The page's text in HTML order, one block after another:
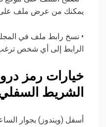
يمكنك من عرض ملف
• نسخ رابط ملف في
الرابط إلى أي شخص
خيارات رمز
الشريط
أسفل (ويندوز) بجوار